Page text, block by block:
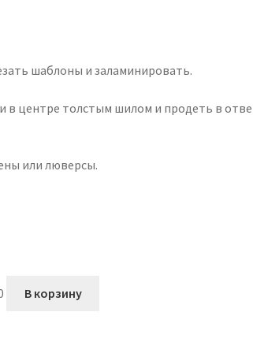
шаблоны и заламинировать.
в центре толстым шилом и продеть в
или люверсы.
В корзину